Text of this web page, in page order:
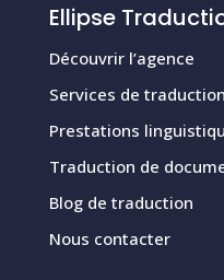
Ellipse
Découvrir l’agence
Services de traduction
Prestations
Traduction de
Blog de traduction
Nous contacter